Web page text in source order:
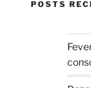
POSTS